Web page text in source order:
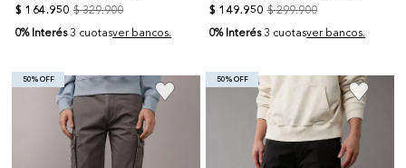
$ 164.950 $ 329.900
0% Interés 3 cuotasver bancos.
$ 149.950 $ 299.900
0% Interés 3 cuotasver bancos.
50% OFF 50% OFF